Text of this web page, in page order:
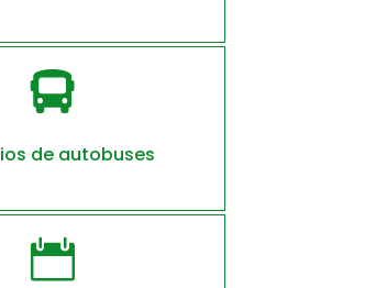

de autobuses
